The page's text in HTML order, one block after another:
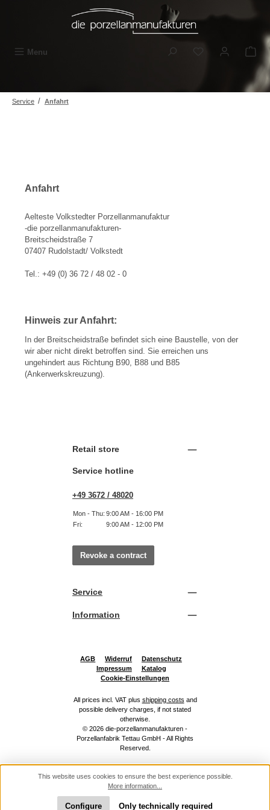
Menu You have 0
Service / Anfahrt
Anfahrt
Aelteste Volkstedter Porzellanmanufaktur
-die porzellanmanufakturen-
Breitscheidstraße 7
07407 Rudolstadt/ Volkstedt
Tel.: +49 (0) 36 72 / 48 02 - 0
Hinweis zur Anfahrt:
In der Breitscheidstraße befindet sich eine Baustelle, von der
wir aber nicht direkt betroffen sind. Sie erreichen uns
ungehindert aus Richtung B90, B88 und B85
(Ankerwerkskreuzung).
Retail store
Service hotline
+49 3672 / 48020
Mon - Thu: 9:00 AM - 16:00 PM
Fri:
9:00 AM - 12:00 PM
Revoke a contract
Service
Information
AGB Widerruf
Datenschutz
Impressum
Katalog
Cookie-Einstellungen
All prices incl. VAT plus shipping costs and
possible delivery charges, if not stated
otherwise.
© 2026 die-porzellanmanufakturen -
Porzellanfabrik Tettau GmbH - All Rights
Reserved.
This website uses cookies to ensure the best experience possible.
More information...
Only technically required
Configure